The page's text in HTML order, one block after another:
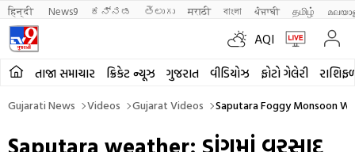
हिन्दी News9 ಕನ್ನಡ తెలుగు मराठी বাংলা ਪੰਜਾਬੀ தமிழ்
AQI
તાજા સમાચાર ક્રિકેટ ન્યૂઝ ગુજરાત વીડિયોઝ ફોટો ગેલેરી
Gujarati News Videos Gujarat Videos Saputara Foggy Monsoon